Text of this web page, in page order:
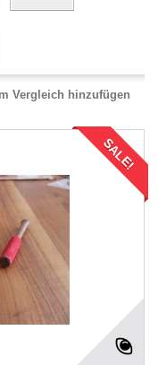
Vergleich hinzufügen
SALE!